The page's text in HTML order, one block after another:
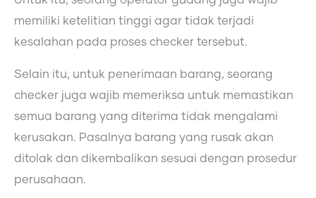
memiliki ketelitian tinggi agar tidak terjadi
kesalahan pada proses checker tersebut.
Selain itu, untuk penerimaan barang, seorang
checker juga wajib memeriksa untuk memastikan
semua barang yang diterima tidak mengalami
kerusakan. Pasalnya barang yang rusak akan
ditolak dan dikembalikan sesuai dengan prosedur
perusahaan.